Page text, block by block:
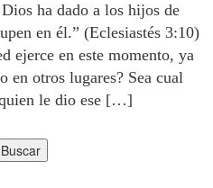
ha dado a los hijos de
en él.” (Eclesiastés 3:10)
ejerce en este momento, ya
en otros lugares? Sea cual
le dio ese […]